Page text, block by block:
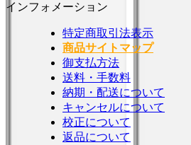
インフォメーション
特定商取引法表示
商品サイトマップ
御支払方法
送料・手数料
納期・配送について
キャンセルについて
校正について
返品について